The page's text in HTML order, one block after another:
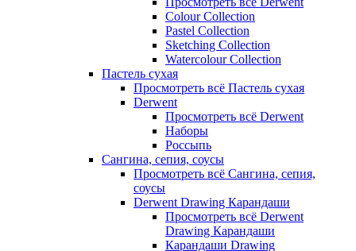
Colour Collection
Pastel Collection
Sketching Collection
Watercolour Collection
Пастель сухая
Просмотреть всё Пастель сухая
Derwent
Просмотреть всё Derwent
Наборы
Россыпь
Сангина, сепия, соусы
Просмотреть всё Сангина, сепия,
соусы
Derwent Drawing Карандаши
Просмотреть всё Derwent
Drawing Карандаши
Карандаши Drawing